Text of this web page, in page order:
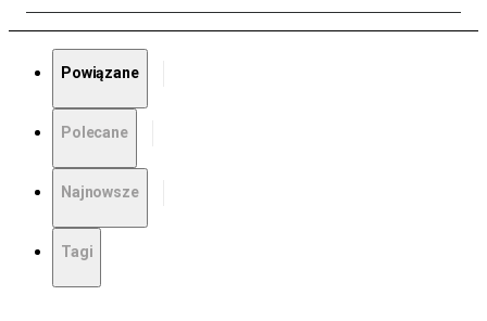
Powiązane
Polecane
Najnowsze
Tagi